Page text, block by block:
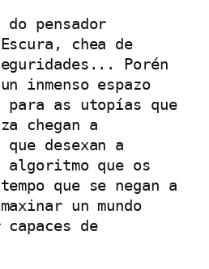
pensador
chea de
Porén
inmenso espazo
para as utopías que
chegan a
desexan a
algoritmo que os
que se negan a
un mundo
de